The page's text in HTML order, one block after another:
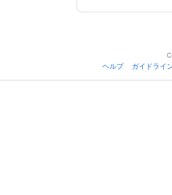
ヘルプ
ガイドライ